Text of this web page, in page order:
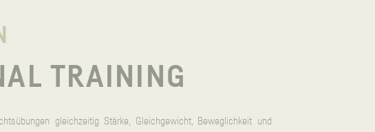
TRAINING​
gleichzeitig Stärke, Gleichgewicht, Beweglichkeit und